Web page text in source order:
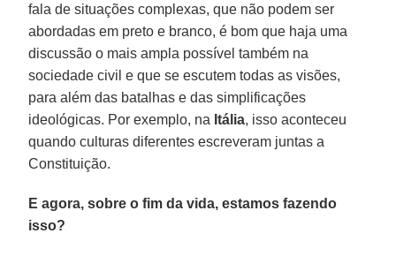
fala de situações complexas, que não podem ser
abordadas em preto e branco, é bom que haja uma
discussão o mais ampla possível também na
sociedade civil e que se escutem todas as visões,
para além das batalhas e das simplificações
ideológicas. Por exemplo, na Itália, isso aconteceu
quando culturas diferentes escreveram juntas a
Constituição.
E agora, sobre o fim da vida, estamos fazendo
isso?